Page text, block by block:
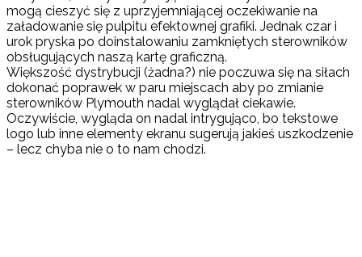
mogą cieszyć się z uprzyjemniającej oczekiwanie na
załadowanie się pulpitu efektownej grafiki. Jednak czar i
urok pryska po doinstalowaniu zamkniętych sterowników
obsługujących naszą kartę graficzną.
Większość dystrybucji (żadna?) nie poczuwa się na siłach
dokonać poprawek w paru miejscach aby po zmianie
sterowników Plymouth nadal wyglądał ciekawie.
Oczywiście, wygląda on nadal intrygująco, bo tekstowe
logo lub inne elementy ekranu sugerują jakieś uszkodzenie
– lecz chyba nie o to nam chodzi.